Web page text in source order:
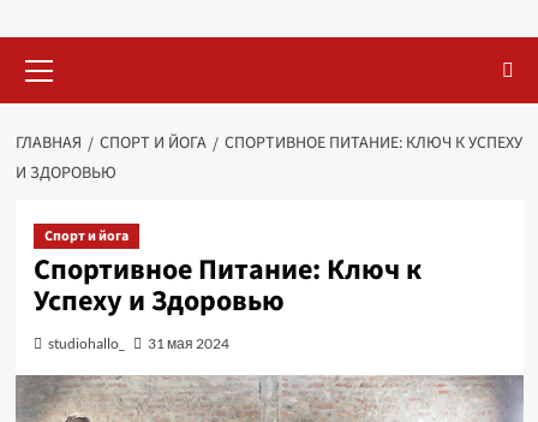
меню
ГЛАВНАЯ СПОРТ И ЙОГА
СПОРТИВНОЕ ПИТАНИЕ: КЛЮЧ К УСПЕХУ
И ЗДОРОВЬЮ
Спорт и йога
Спортивное Питание: Ключ к
Успеху и Здоровью
studiohallo_ 31 мая 2024